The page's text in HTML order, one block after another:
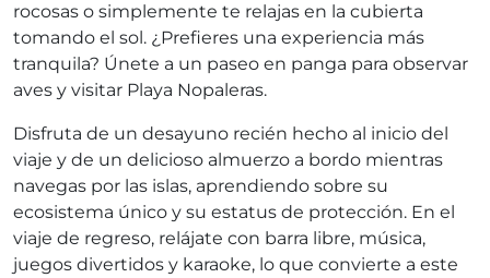
rocosas o simplemente te relajas en la cubierta
tomando el sol. ¿Prefieres una experiencia más
tranquila? Únete a un paseo en panga para observar
aves y visitar Playa Nopaleras.
Disfruta de un desayuno recién hecho al inicio del
viaje y de un delicioso almuerzo a bordo mientras
navegas por las islas, aprendiendo sobre su
ecosistema único y su estatus de protección. En el
viaje de regreso, relájate con barra libre, música,
juegos divertidos y karaoke, lo que convierte a este